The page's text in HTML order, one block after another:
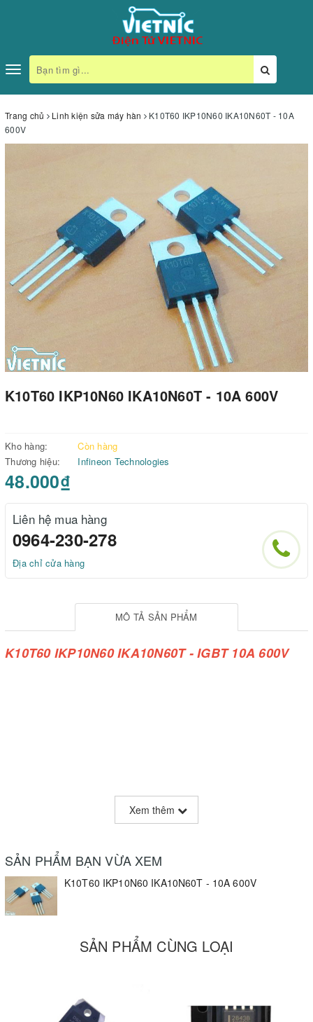
Toggle
navigation
Trang chủ Linh kiện sửa máy hàn
K10T60 IKP10N60 IKA10N60T - 10A
600V
K10T60 IKP10N60 IKA10N60T - 10A 600V
Kho hàng:
Còn hàng
Thương hiệu:
Infineon Technologies
48.000₫
Liên hệ mua hàng
0964-230-278
Địa chỉ cửa hàng
MÔ TẢ SẢN PHẨM
K10T60 IKP10N60 IKA10N60T -IGBT 10A 600V
Xem thêm
SẢN PHẨM BẠN VỪA XEM
K10T60 IKP10N60 IKA10N60T - 10A 600V
SẢN PHẨM CÙNG LOẠI